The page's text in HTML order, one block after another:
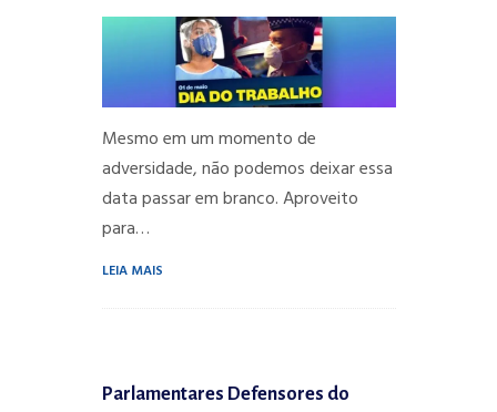
Mesmo em um momento de
adversidade, não podemos deixar essa
data passar em branco. Aproveito
para…
LEIA MAIS
Parlamentares Defensores do